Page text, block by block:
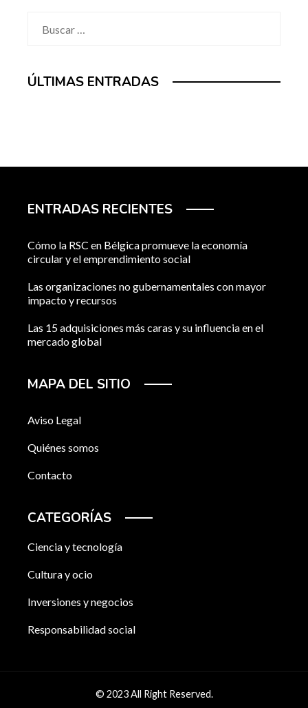
ÚLTIMAS ENTRADAS
ENTRADAS RECIENTES
Cómo la RSC en Bélgica promueve la economía
circular y el emprendimiento social
Las organizaciones no gubernamentales con mayor
impacto y recursos
Las 15 adquisiciones más caras y su influencia en el
mercado global
MAPA DEL SITIO
Aviso Legal
Quiénes somos
Contacto
CATEGORÍAS
Ciencia y tecnología
Cultura y ocio
Inversiones y negocios
Responsabilidad social
© 2023 All Right Reserved.